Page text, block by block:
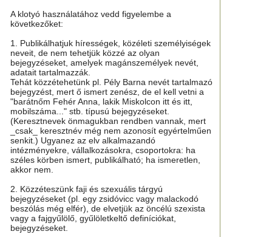
A klotyó használatához vedd figyelembe a
következőket:
1. Publikálhatjuk hírességek, közéleti személyiségek
neveit, de nem tehetjük közzé az olyan
bejegyzéseket, amelyek magánszemélyek nevét,
adatait tartalmazzák.
Tehát közzétehetünk pl. Pély Barna nevét tartalmazó
bejegyzést, mert ő ismert zenész, de el kell vetni a
"barátnőm Fehér Anna, lakik Miskolcon itt és itt,
mobilszáma..." stb. típusú bejegyzéseket.
(Keresztnevek önmagukban rendben vannak, mert
_csak_ keresztnév még nem azonosít egyértelműen
senkit.) Ugyanez az elv alkalmazandó
intézményekre, vállalkozásokra, csoportokra: ha
széles körben ismert, publikálható; ha ismeretlen,
akkor nem.
2. Közzéteszünk faji és szexuális tárgyú
bejegyzéseket (pl. egy zsidóvicc vagy malackodó
beszólás még elfér), de elvetjük az öncélú szexista
vagy a fajgyűlölő, gyűlöletkeltő definíciókat,
bejegyzéseket.